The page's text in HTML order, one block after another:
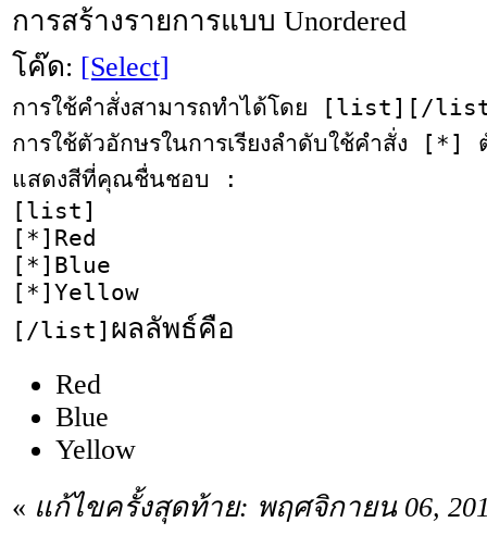
การสร้างรายการแบบ Unordered
โค๊ด: [Select]
การใช้คำสั่งสามารถทำได้โดย [list][/
การใช้ตัวอักษรในการเรียงลำดับใช้คำสั่ง [*]
แสดงสีที่คุณชื่นชอบ :
[list]
[*]Red
[*]Blue
[*]Yellow
[/list] ผลลัพธ์คือ
Red
Blue
Yellow
« แก้ไขครั้งสุดท้าย: พฤศจิกายน 06,